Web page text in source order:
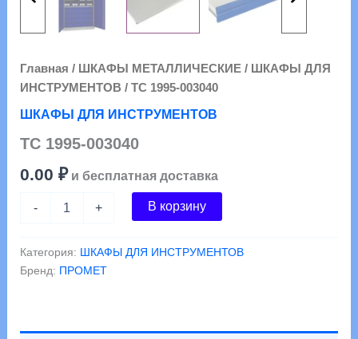
Главная / ШКАФЫ МЕТАЛЛИЧЕСКИЕ/ ШКАФЫ ДЛЯ
ИНСТРУМЕНТОВ / ТС 1995-003040
ШКАФЫ ДЛЯ ИНСТРУМЕНТОВ
ТС 1995-003040
0.00 ₽ и бесплатная доставка
-
1995-
+ В корзину
Категория: ШКАФЫ ДЛЯ ИНСТРУМЕНТОВ
Бренд: ПРОМЕТ